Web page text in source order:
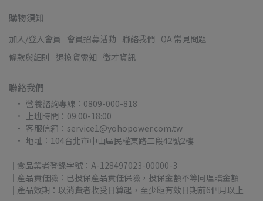
購物須知
加入/登入會員 會員招募活動 聯絡我們 QA 常見問題
條款與細則
退換貨需知 徵才資訊
聯絡我們
營養諮詢專線：0809-000-818
上班時間：09:00-18:00
客服信箱：service1@yohopower.com.tw
地址：104台北市中山區民權東路二段42號2樓
｜食品業者登錄字號：A-128497023-00000-3
｜產品責任險：已投保產品責任保險，投保金額不等同理賠金額
｜產品效期：以消費者收受日算起，至少距有效日期前6個月以上